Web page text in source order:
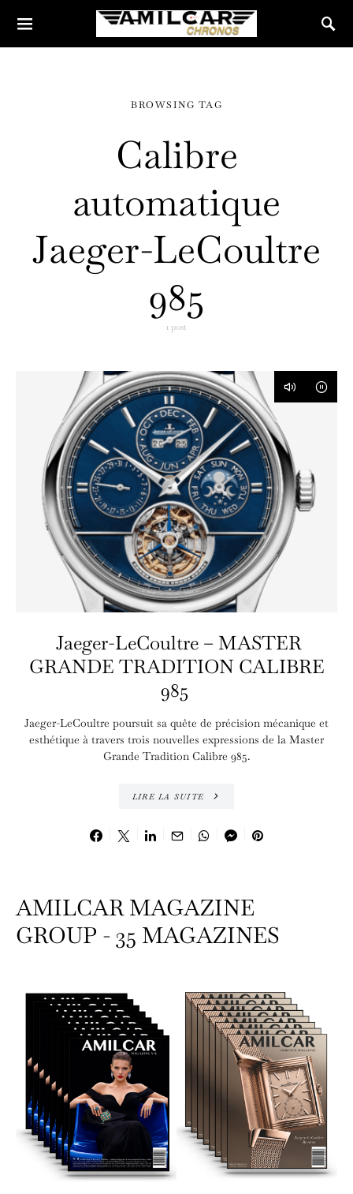
BROWSING TAG
Calibre
automatique
Jaeger-LeCoultre
985
1 post
Jaeger-LeCoultre – MASTER
GRANDE TRADITION CALIBRE
985
Jaeger-LeCoultre poursuit sa quête de précision mécanique et
esthétique à travers trois nouvelles expressions de la Master
Grande Tradition Calibre 985.
LIRE LA SUITE
AMILCAR MAGAZINE
GROUP - 35 MAGAZINES